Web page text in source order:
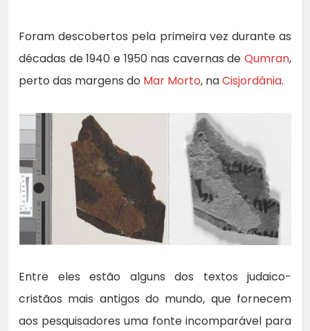
Foram descobertos pela primeira vez durante as
décadas de 1940 e 1950 nas cavernas de Qumran,
perto das margens do Mar Morto, naCisjordânia.
Entre eles estão alguns dos textos judaico-
cristãos mais antigos do mundo, que fornecem
aos pesquisadores uma fonte incomparável para